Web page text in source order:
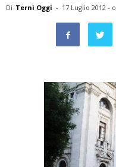
Di Terni Oggi - 17 Luglio 2012 -